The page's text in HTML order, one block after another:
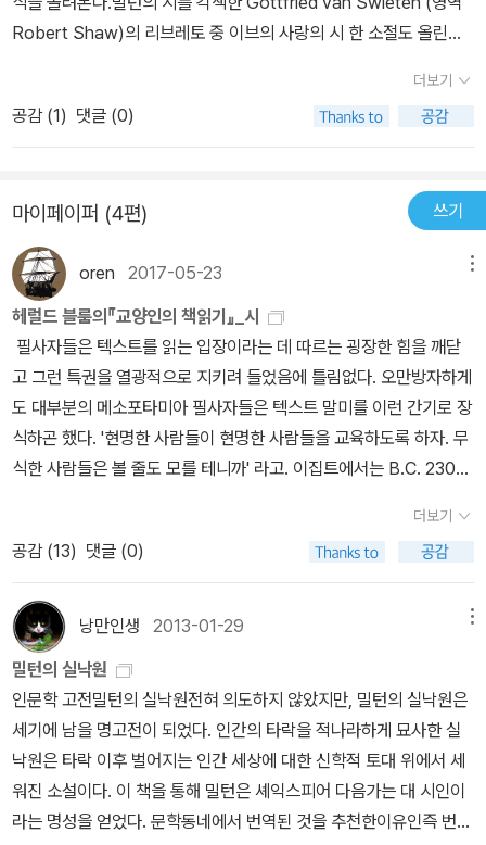
이 악화되어 조용히 눈을 감았다. 경건한 종교적 명상과 탁월한 문학
턴은 숭고한 주제를 가진 영웅시를 쓰겠다는 포부를 가지고 있었고,
신에 바탕을 둔 서사시를 써야 한다는 사명을 갖게 되었다. 더구나 르
네상스 운동의 일환인 자국어 옹호 운동에 적극 호응하여 라틴어가
아니라 영어로 썼다. 원고는 1663년에 완성되었으나 페스트와 런던
대화재 등으로 출간이 늦어져 1667년에야 초판이 나오게 되었다.
『실낙원』의 줄거리는 최초의 인간 아담과 하와가 사탄의 유혹에 넘어
가 선악과를 따 먹고 에덴에서 쫓겨나는 것이지만, 시간적으로는 아
담 이전의 영원한 과거부터 아담 이후 그리스도의 재림까지, 공간적
으로는 에덴을 사이에 둔 천국과 지옥까지, 시공간적으로 방대한 이
야기가 장중한 문체로 화려하게 노래되고 있다. 특히 제1편에서 시인
은 그리스의 시인들이 노래했던 것(그리스 신화)보다 더 높고 고상한
복수를 다짐하는 장면을 보여주는데, 여기 묘사된 지옥의 광경과 사
탄의 영웅적인 풍모는 너무도 웅장하여 깊은 인상을 준다. 또한 사탄
군과 천사군이 하늘에서 벌이는 전쟁 장면, 하나님의 천지창조 장면,
지구를 겹겹이 둘러싼 프톨레마이오스 식 우주관에 입각한 천체의 화
려한 운동 장면, 천국과 지옥 사이의 심연의 공간 ‘혼돈’의 모습, 에덴
낙원의 환상적인 묘사 등으로 인해, 『실낙원』은 성서에 대한 청교도
적 명상의 결실이면서도 동시에 그리스 로마 신화를 비롯한 온갖 이
교 신화에 준거한 그 탁월한 문학적 상상력의 소산임을 인정받고 있
다. 고전 서사시의 전통과 기독교적 정신 - 인문주의적 기독교 서사시
『실낙원』은 호메로스와 베르길리우스의 고전 서사시 전통을 고스란
히 이어받은 작품이다. 각 편 서두에 줄거리를 배치한 점, 플롯의 결정
Robert Shaw)의 리브레토 중 이브의 사랑의 시 한 소절도 올린다.
lden hours.Every moment is rapture; naught of sadness lin
gers near.EveDearest husband! here beside thee floods of
joy o'erflow my heart.That thou love me is my blessing; thi
ight awakening!EveThe coolness of evening, sweetly rest
oring!AdamHow rich the taste of round and ripened fruit!Ev
e How charming the scent of gay and fragrant flower!Eve,
AdamBut without thee, what is to me:The morning dew?T
he evening cool?The ripened fruit?The fragrantflower?Wit
h thee is every joy exalted;With thee, delight is ever new;W
ith thee is rapture everlasting.Thine be my love and life.Joh
n Milton at 400 에 소개된 온라인 전시www.cems.ox.ac.uk/cit
izenmilton/index.shtmlwww.lib.cam.ac.uk/exhibitions/Milto
ex.shtmlwww.blakearchive.org/blakewww.wahcenter.net/
exhibits/2008/milton400
더보기
공감 (1) 댓글 (0)
마이페이퍼 (4편) 쓰기
oren 2017-05-23
헤럴드 블룸의『교양인의 책읽기』_시
필사자들은 텍스트를 읽는 입장이라는 데 따르는 굉장한 힘을 깨닫
고 그런 특권을 열광적으로 지키려 들었음에 틀림없다. 오만방자하게
도 대부분의 메소포타미아 필사자들은 텍스트 말미를 이런 간기로 장
식하곤 했다. '현명한 사람들이 현명한 사람들을 교육하도록 하자. 무
식한 사람들은 볼 줄도 모를 테니까' 라고. 이집트에서는 B.C. 2300
렇게 적었다. 필사자가 되려므나! 이 말을 그대 가슴에 각인하라.그대
의 이름을 영원히 남기기 위해서!두루마리는 돌새김보다 훌륭하느니
라.사람이 죽으면 육신은 먼지가 되고,그의 사람들도 이 땅에서 사라
지고 말 것이니.사람을 기억하게 하는 것은 책이니라그를 읽는 사람
의 입을 통해서. - 알베르토 망겔, 『독서의 역사』 * * * (밑줄긋
기) 02_시로버트 브라우닝(1812∼1889)시란 들리는 게 아니라 엿
듣는 것나는 여러 해 동안 어디서 그런 생각을 하게 되었는지는 모르
지만 의식하지 못한 채 '자기 엿듣기'가 셰익스피어의 작품에 등장하
는 주요 인물들의 특별한 독창성이라고 학생들에게 가르쳤다.글을 쓰
다가 갑자기 테니슨과 동 시대인이며 철학자였던 존 스튜어트 밀의
글이 떠올랐다. 그는 「시란 무엇인가」라는 수필에서 모차르트의 아리
더보기
공감 (13) 댓글 (0)
낭만인생 2013-01-29
밀턴의 실낙원
인문학 고전밀턴의 실낙원전혀 의도하지 않았지만, 밀턴의 실낙원은
세기에 남을 명고전이 되었다. 인간의 타락을 적나라하게 묘사한 실
낙원은 타락 이후 벌어지는 인간 세상에 대한 신학적 토대 위에서 세
워진 소설이다. 이 책을 통해 밀턴은 셰익스피어 다음가는 대 시인이
라는 명성을 얻었다. 문학동네에서 번역된 것을 추천한이유인즉 번역